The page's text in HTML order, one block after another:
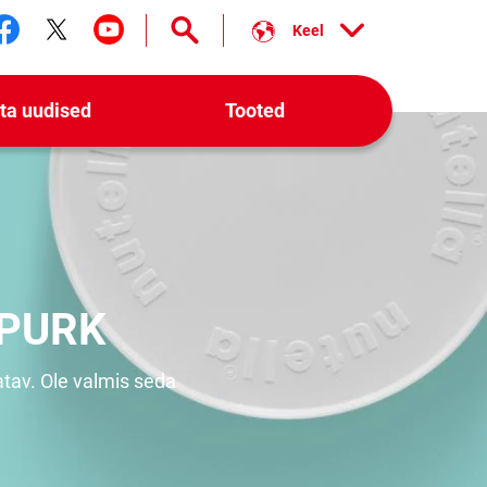
meid facebook
Jälgi meid twitter
Jälgi meid youtube
Keel
uudised Tooted
Ole valmis seda